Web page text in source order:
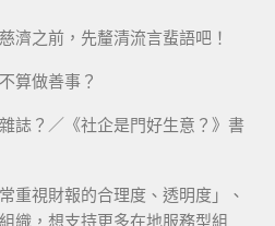
濟之前，先釐清流言蜚語吧！
算做善事？
誌？／《社企是門好生意？》書
重視財報的合理度、透明度」、
織，想支持更多在地服務型組